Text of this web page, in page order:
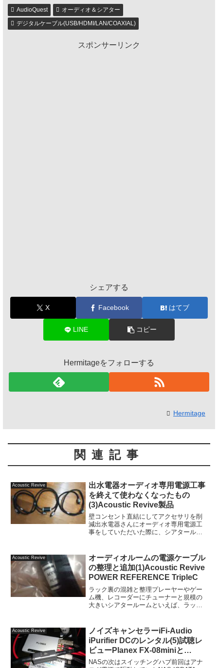
AudioQuest
オーディオ＆シアター
デジタルケーブル(USB/HDMI/LAN/COAXIAL)
スポンサーリンク
シェアする
X Facebook はてブ
LINE コピー
Hermitageをフォローする
Hermitage
関連記事
Acoustic Revive
出水電器オーディオ専用電源工事
を終えて使わなくなったもの
(3)Acoustic Revive製品
壁コンセント直結にしてアクセサリを削
減出水電器さんにオーディオ専用電源工
事をしていただいた際に、シアタールー
口)とコンセントを2組4口を設置、オーデ
ィオル...
Acoustic Revive
オーディオルームの電源ケーブル
の整理と追加(1)Acoustic Revive
POWER REFERENCE TripleC
ラック裏の混雑と整理プレーヤーやゲー
ム機、レコーダーにチューナーと規模の
大きいシアタールームといえば、ラック
がらがらないようにケーブルを極力短い
ものを調達して、ケーブル...
Acoustic Revive
ノイズキャンセラーiFi-Audio
iPurifier DCのレンタル(5)試聴レ
ビューPlanex FX-08miniと
Acoustic Revivie RBR-1
NASの次はスイッチングハブ前回はアナ